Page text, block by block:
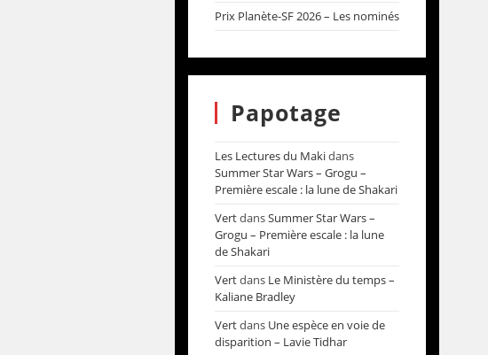
Prix Planète-SF 2026 – Les nominés
Papotage
Les Lectures du Makidans
Summer Star Wars – Grogu –
Première escale : la lune de Shakari
VertdansSummer Star Wars –
Grogu – Première escale : la lune
de Shakari
Vertdans Le Ministère du temps –
Kaliane Bradley
Vertdans Une espèce en voie de
disparition – Lavie Tidhar